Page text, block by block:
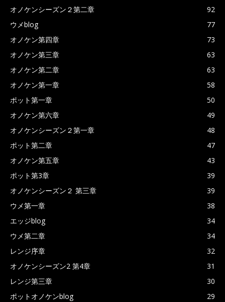
オノケンシーズン２第二章
92
ウメblog
77
オノケン第四章
73
オノケン第三章
63
オノケン第二章
63
オノケン第一章
58
ポット第一章
50
オノケン第六章
49
オノケンシーズン２第一章
48
ポット第二章
47
オノケン第五章
43
ポット第3章
39
オノケンシーズン２ 第三章
39
ウメ第一章
38
エッジblog
34
ウメ第二章
34
レンジ序章
32
オノケンシーズン2 第4章
31
レンジ第三章
30
ポットオノケンblog
29